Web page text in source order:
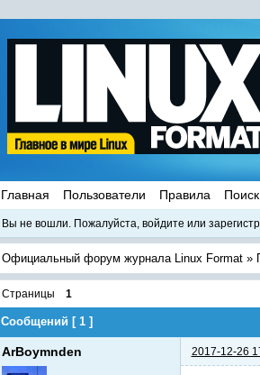
Главная Пользователи Правила Поиск
Вы не вошли. Пожалуйста, войдите или
Официальный форум журнала Linux Format »
Страницы 1
Сообщений [ 1 ]
ArBoymnden 2017-12-26